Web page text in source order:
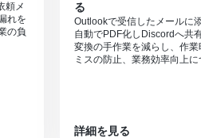
頼メ
れを
の負
る
Outlookで受信したメールに
自動でPDF化しDiscordへ共
変換の手作業を減らし、作
ミスの防止、業務効率向上に
詳細を見る